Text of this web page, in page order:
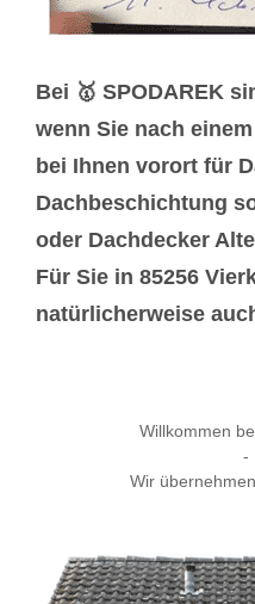
Bei 🥇 SPODAREK
wenn Sie nach
bei Ihnen vorort für
Dachbeschichtung
oder Dachdecker
Für Sie in 85256
natürlicherweise
Willkommen
-
Wir